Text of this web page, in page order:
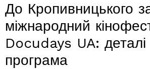
До Кропивницького
міжнародний
Docudays UA: деталі
програма